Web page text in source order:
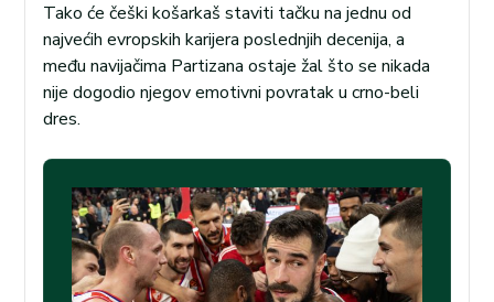
Tako će češki košarkaš staviti tačku na jednu od
najvećih evropskih karijera poslednjih decenija, a
među navijačima Partizana ostaje žal što se nikada
nije dogodio njegov emotivni povratak u crno-beli
dres.